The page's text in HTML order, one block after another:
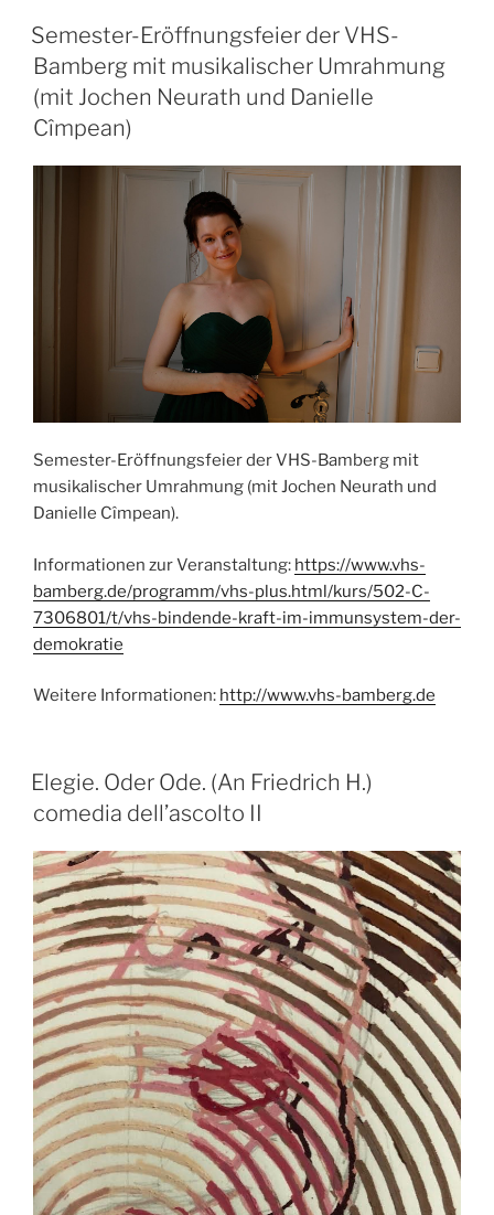
Semester-Eröffnungsfeier der VHS-
Bamberg mit musikalischer Umrahmung
(mit Jochen Neurath und Danielle
Cîmpean)
Semester-Eröffnungsfeier der VHS-Bamberg mit
musikalischer Umrahmung (mit Jochen Neurath und
Danielle Cîmpean).
Informationen zur Veranstaltung: https://www.vhs-
bamberg.de/programm/vhs-plus.html/kurs/502-C-
7306801/t/vhs-bindende-kraft-im-immunsystem-der-
demokratie
Weitere Informationen: http://www.vhs-bamberg.de
Elegie. Oder Ode. (An Friedrich H.)
comedia dell’ascolto II